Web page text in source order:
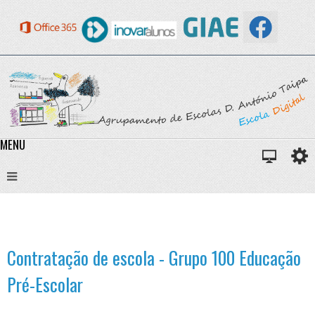
MENU
Contratação de escola - Grupo 100 Educação
Pré-Escolar